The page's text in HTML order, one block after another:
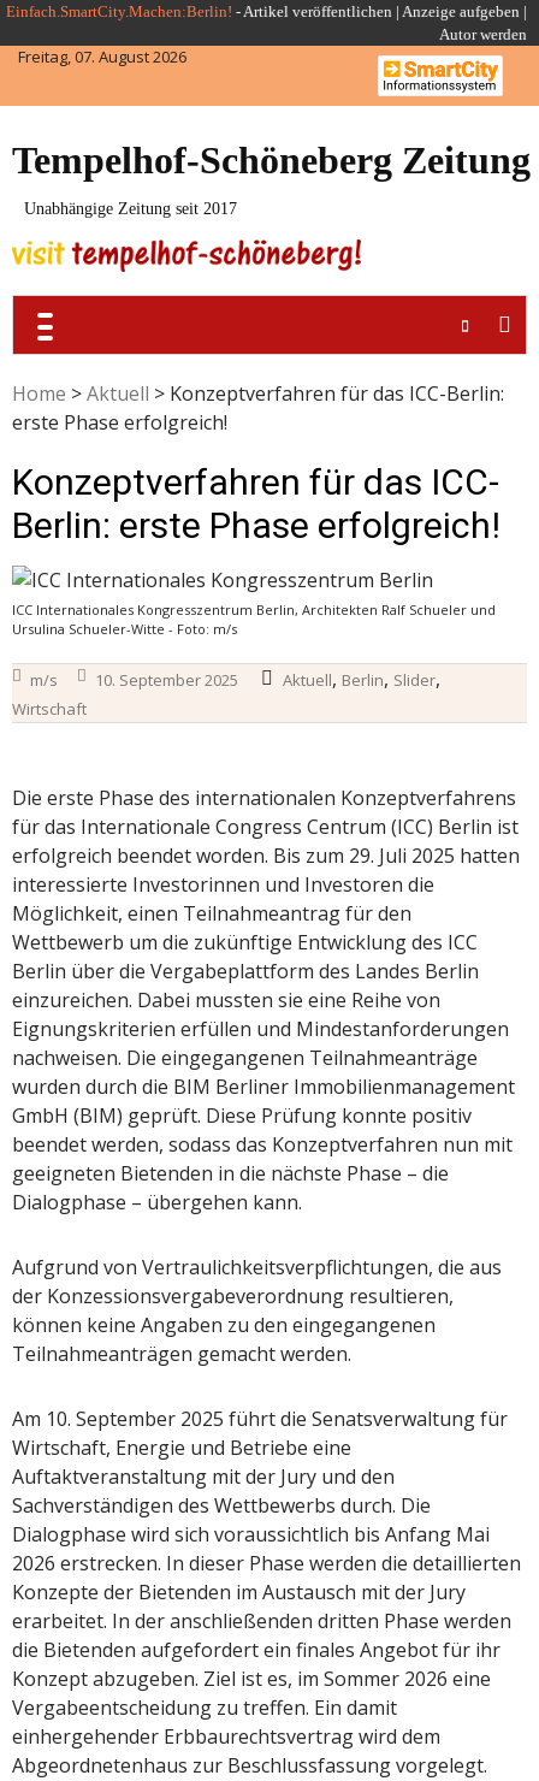
Skip
to
content
Einfach.SmartCity.Machen:Berlin! -Artikel veröffentlichen | Anzeige aufgeben |
Autor werden
Freitag, 07. August 2026
Tempelhof-Schöneberg Zeitung
Unabhängige Zeitung seit 2017
Home >Aktuell > Konzeptverfahren für das ICC-Berlin:
erste Phase erfolgreich!
Konzeptverfahren für das ICC-
Berlin: erste Phase erfolgreich!
ICC Internationales Kongresszentrum Berlin, Architekten Ralf Schueler und
Ursulina Schueler-Witte - Foto: m/s
m/s 10. September 2025 Aktuell, Berlin, Slider,
Wirtschaft
Die erste Phase des internationalen Konzeptverfahrens
für das Internationale Congress Centrum (ICC) Berlin ist
erfolgreich beendet worden. Bis zum 29. Juli 2025 hatten
interessierte Investorinnen und Investoren die
Möglichkeit, einen Teilnahmeantrag für den
Wettbewerb um die zukünftige Entwicklung des ICC
Berlin über die Vergabeplattform des Landes Berlin
einzureichen. Dabei mussten sie eine Reihe von
Eignungskriterien erfüllen und Mindestanforderungen
nachweisen. Die eingegangenen Teilnahmeanträge
wurden durch die BIM Berliner Immobilienmanagement
GmbH (BIM) geprüft. Diese Prüfung konnte positiv
beendet werden, sodass das Konzeptverfahren nun mit
geeigneten Bietenden in die nächste Phase – die
Dialogphase – übergehen kann.
Aufgrund von Vertraulichkeitsverpflichtungen, die aus
der Konzessionsvergabeverordnung resultieren,
können keine Angaben zu den eingegangenen
Teilnahmeanträgen gemacht werden.
Am 10. September 2025 führt die Senatsverwaltung für
Wirtschaft, Energie und Betriebe eine
Auftaktveranstaltung mit der Jury und den
Sachverständigen des Wettbewerbs durch. Die
Dialogphase wird sich voraussichtlich bis Anfang Mai
2026 erstrecken. In dieser Phase werden die detaillierten
Konzepte der Bietenden im Austausch mit der Jury
erarbeitet. In der anschließenden dritten Phase werden
die Bietenden aufgefordert ein finales Angebot für ihr
Konzept abzugeben. Ziel ist es, im Sommer 2026 eine
Vergabeentscheidung zu treffen. Ein damit
einhergehender Erbbaurechtsvertrag wird dem
Abgeordnetenhaus zur Beschlussfassung vorgelegt.